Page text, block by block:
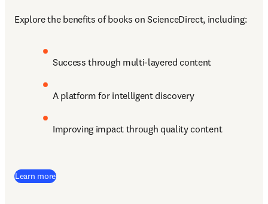
Explore the benefits of books on ScienceDirect, including:
Success through multi-layered content
A platform for intelligent discovery
Improving impact through quality content
Learn more